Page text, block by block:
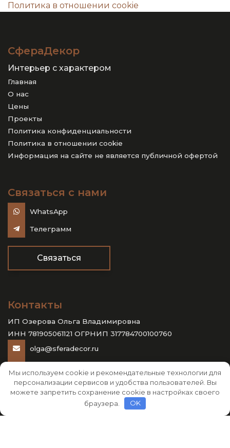
Политика в отношении cookie
СфераДекор
Интерьер с характером
Главная
О нас
Цены
Проекты
Политика конфиденциальности
Политика в отношении cookie
Информация на сайте не является публичной офертой
Связаться с нами
WhatsApp
Телеграмм
Связаться
Контакты
ИП Озерова Ольга Владимировна
ИНН 781905061121 ОГРНИП 317784700100760
olga@sferadecor.ru
Мы используем cookie и рекомендательные технологии для
персонализации сервисов и удобства пользователей. Вы
можете запретить сохранение cookie в настройках своего
браузера.
OK